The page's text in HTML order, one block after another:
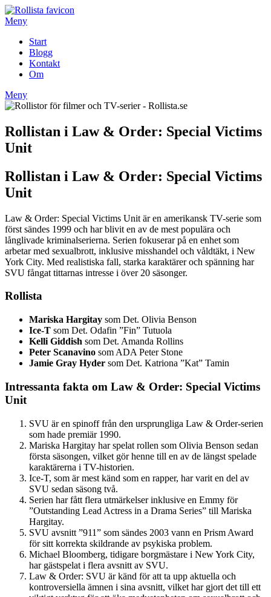
Hoppa
till
Meny
Start
Blogg
Kontakt
Om
Meny
Rollistan i Law & Order: Special Victims
Unit
Rollistan i Law & Order: Special Victims
Unit
Law & Order: Special Victims Unit är en amerikansk TV-serie som
först sändes 1999 och har blivit en av de mest populära och
långlivade kriminalserierna. Serien fokuserar på en enhet som
arbetar med sexualbrott, inklusive misshandel och våldtäkt, i New
York City. Med realistiska fall, starka karaktärer och spänning har
SVU fångat tittarnas intresse i över 20 säsonger.
Rollista
Mariska Hargitay som Det. Olivia Benson
Ice-T som Det. Odafin ”Fin” Tutuola
Kelli Giddish som Det. Amanda Rollins
Peter Scanavino som ADA Peter Stone
Jamie Gray Hyder som Det. Katriona ”Kat” Tamin
Intressanta fakta om Law & Order: Special Victims
Unit
SVU är en spinoff från den ursprungliga Law & Order-serien
som hade premiär 1990.
Mariska Hargitay har spelat rollen som Olivia Benson sedan
första säsongen, vilket gör henne till en av de längst spelade
karaktärerna i TV-historien.
Ice-T, som är mest känd som en rapper, har varit en del av
SVU sedan säsong två.
Serien har fått flera utmärkelser inklusive en Emmy för
”Outstanding Lead Actress in a Drama Series” till Mariska
Hargitay.
SVU avsnitt ”911” som sändes 2003 vann en Prism Award
för sitt korrekta skildrande av psykiska problem.
Michael Bloomberg, tidigare borgmästare i New York City,
har gästspelat i flera avsnitt av SVU.
Law & Order: SVU är känd för att ta upp aktuella och
kontroversiella ämnen i sina avsnitt, vilket har gjort det till ett